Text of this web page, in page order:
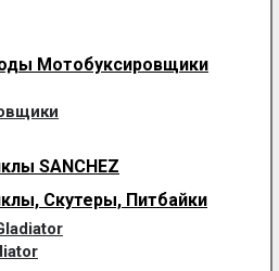
Мотобуксировщики
SANCHEZ
Скутеры, Питбайки